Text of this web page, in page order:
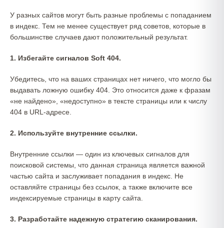
У разных сайтов могут быть разные проблемы с попаданием
в индекс. Тем не менее существует ряд советов, которые в
большинстве случаев дают положительный результат.
1. Избегайте сигналов Soft 404.
Убедитесь, что на ваших страницах нет ничего, что могло бы
выдавать ложную ошибку 404. Это относится даже к фразам
«не найдено», «недоступно» в тексте страницы или к числу
404 в URL-адресе.
2. Используйте внутренние ссылки.
Внутренние ссылки — один из ключевых сигналов для
поисковой системы, что данная страница является важной
частью сайта и заслуживает попадания в индекс. Не
оставляйте страницы без ссылок, а также включите все
индексируемые страницы в карту сайта.
3. Разработайте надежную стратегию сканирования.